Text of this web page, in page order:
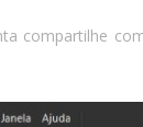
compartilhe